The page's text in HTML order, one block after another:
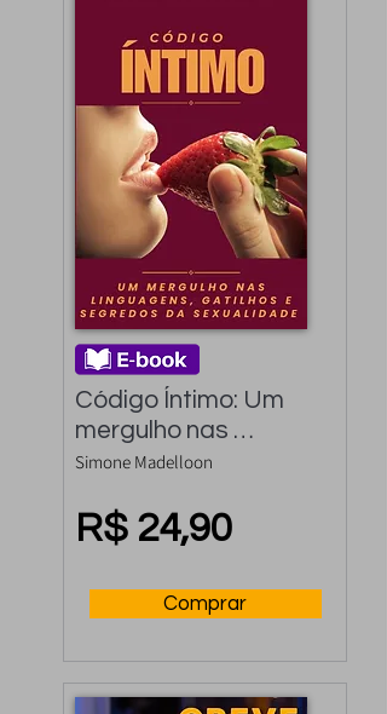
Código Íntimo: Um
mergulho nas
linguagens, gatilhos e
sexualidade
Simone Madelloon
R$ 24,90
Comprar